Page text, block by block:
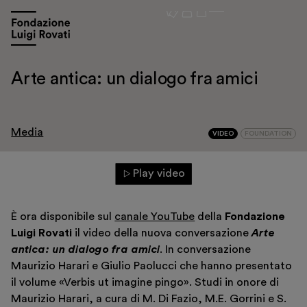
Exhibitions and events
Education
Museo Gentile
Support us
Arte antica: un dialogo fra amici
Media VIDEO FOUNDATION
Play video
È ora disponibile sul canale YouTube della Fondazione
Luigi Rovati il video della nuova conversazioneArte
antica: un dialogo fra amici. In conversazione
Maurizio Harari e Giulio Paolucci che hanno presentato
il volume «Verbis ut imagine pingo». Studi in onore di
Maurizio Harari, a cura di M. Di Fazio, M.E. Gorrini e S.